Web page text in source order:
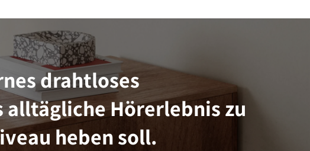
drahtloses
alltägliche Hörerlebnis zu
heben soll.